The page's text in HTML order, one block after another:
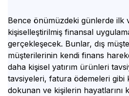
Bence önümüzdeki günlerde ilk
kişiselleştirilmiş finansal
gerçekleşecek. Bunlar, dış
müşterilerinin kendi finans
daha kişisel yatırım ürünleri
tavsiyeleri, fatura ödemeleri gibi
dokunan ve kişilerin hayatlarını